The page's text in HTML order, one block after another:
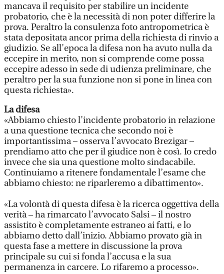
mancava il requisito per stabilire un incidente
probatorio, che è la necessità di non poter differire la
prova. Peraltro la consulenza foto antropometrica è
stata depositata ancor prima della richiesta di rinvio a
giudizio. Se all’epoca la difesa non ha avuto nulla da
eccepire in merito, non si comprende come possa
eccepire adesso in sede di udienza preliminare, che
peraltro per la sua funzione non si pone in linea con
questa richiesta».
La difesa
«Abbiamo chiesto l’incidente probatorio in relazione
a una questione tecnica che secondo noi è
importantissima – osserva l’avvocato Brezigar –
prendiamo atto che per il giudice non è così. Io credo
invece che sia una questione molto sindacabile.
Continuiamo a ritenere fondamentale l’esame che
abbiamo chiesto: ne riparleremo a dibattimento».
«La volontà di questa difesa è la ricerca oggettiva della
verità – ha rimarcato l’avvocato Salsi – il nostro
assistito è completamente estraneo ai fatti, e lo
abbiamo detto dall’inizio. Abbiamo provato già in
questa fase a mettere in discussione la prova
principale su cui si fonda l’accusa e la sua
permanenza in carcere. Lo rifaremo a processo».